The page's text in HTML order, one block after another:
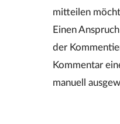
mitteilen
Einen
der
Kommentar
manuell